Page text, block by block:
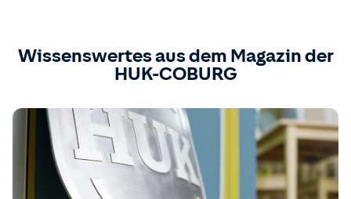
Wissenswertes aus dem Magazin der
HUK-COBURG